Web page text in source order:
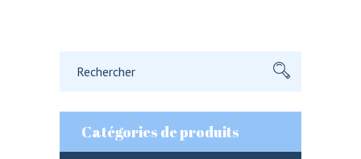
Catégories de produits